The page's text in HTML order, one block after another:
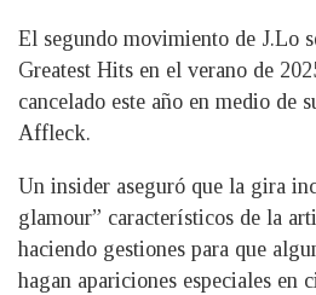
El segundo movimiento de J.Lo
Greatest Hits en el verano de
cancelado este año en medio de
Affleck.
Un insider aseguró que la gira
glamour” característicos de la
haciendo gestiones para que
hagan apariciones especiales en